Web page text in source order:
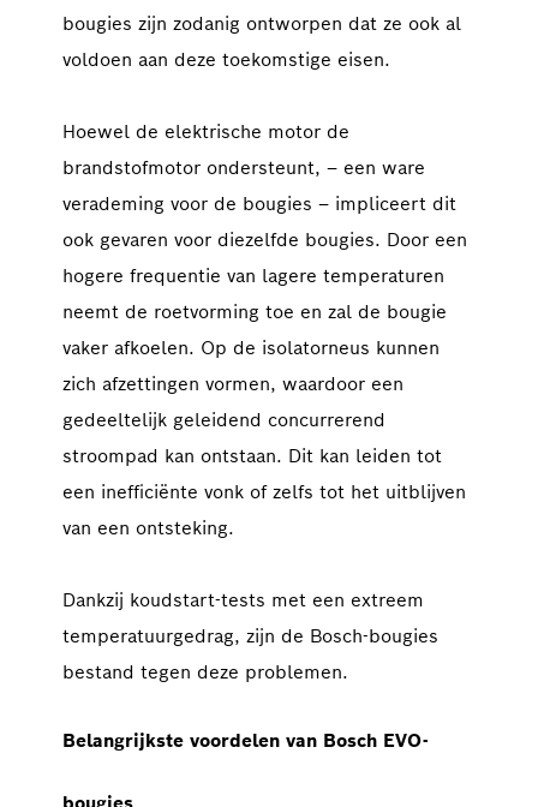
bougies zijn zodanig ontworpen dat ze ook al
voldoen aan deze toekomstige eisen.
Hoewel de elektrische motor de
brandstofmotor ondersteunt, – een ware
verademing voor de bougies – impliceert dit
ook gevaren voor diezelfde bougies. Door een
hogere frequentie van lagere temperaturen
neemt de roetvorming toe en zal de bougie
vaker afkoelen. Op de isolatorneus kunnen
zich afzettingen vormen, waardoor een
gedeeltelijk geleidend concurrerend
stroompad kan ontstaan. Dit kan leiden tot
een inefficiënte vonk of zelfs tot het uitblijven
van een ontsteking.
Dankzij koudstart-tests met een extreem
temperatuurgedrag, zijn de Bosch-bougies
bestand tegen deze problemen.
Belangrijkste voordelen van Bosch EVO-